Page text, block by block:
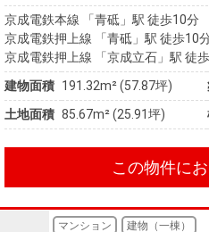
京成電鉄本線 「青砥」駅 徒歩10分
京成電鉄押上線 「青砥」駅 徒歩10
京成電鉄押上線 「京成立石」駅 徒
建物面積 191.32m² (57.87坪)
土地面積 85.67m² (25.91坪)
この物件に
マンション 建物（一棟）